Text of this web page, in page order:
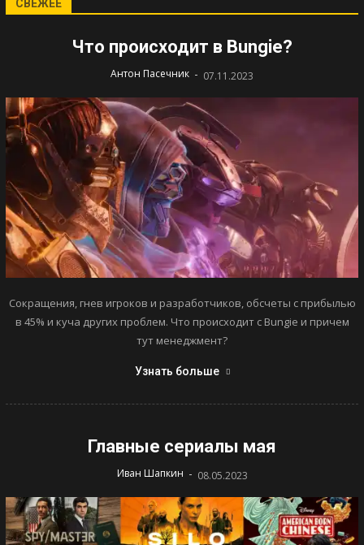
СВЕЖЕЕ
Что происходит в Bungie?
Антон Пасечник - 07.11.2023
Сокращения, гнев игроков и разработчиков, обсчеты с прибылью
в 45% и куча других проблем. Что происходит с Bungie и причем
тут менеджмент?
Узнать больше
Главные сериалы мая
Иван Шапкин - 08.05.2023